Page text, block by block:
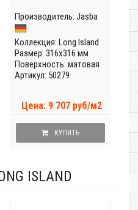
Производитель: Jasba
Коллекция: Long Island
Размер: 316x316 мм
Поверхность: матовая
Артикул: 50279
Цена: 9 707 руб/м2
КУПИТЬ
ISLAND